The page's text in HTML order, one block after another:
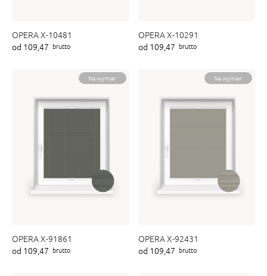
OPERA X-10481
od 109,47 brutto
OPERA X-10291
od 109,47 brutto
Na wymiar
OPERA X-91861
od 109,47 brutto
Na wymiar
OPERA X-92431
od 109,47 brutto